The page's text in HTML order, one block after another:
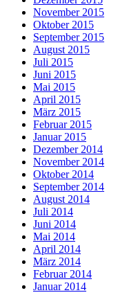
November 2015
Oktober 2015
September 2015
August 2015
Juli 2015
Juni 2015
Mai 2015
April 2015
März 2015
Februar 2015
Januar 2015
Dezember 2014
November 2014
Oktober 2014
September 2014
August 2014
Juli 2014
Juni 2014
Mai 2014
April 2014
März 2014
Februar 2014
Januar 2014